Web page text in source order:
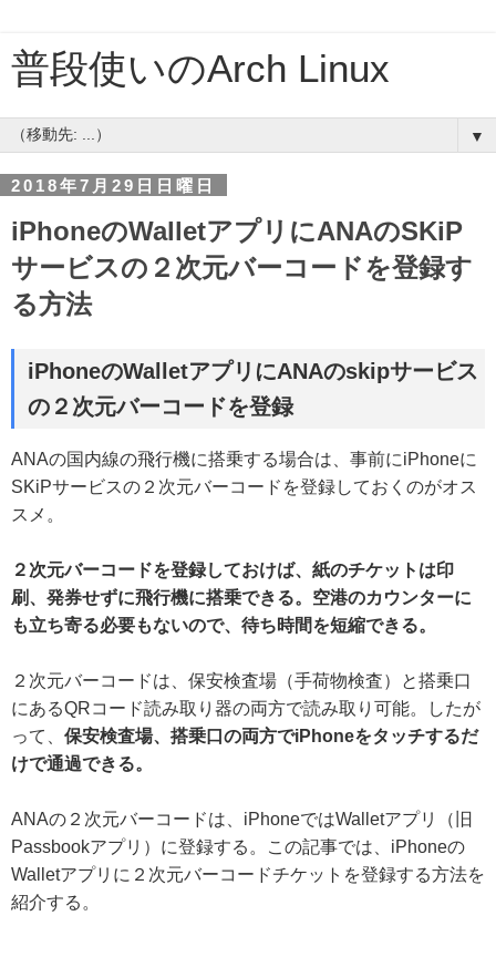
普段使いのArch Linux
▼
2018年7月29日日曜日
iPhoneのWalletアプリにANAのSKiP
サービスの２次元バーコードを登録す
る方法
iPhoneのWalletアプリにANAのskipサービス
の２次元バーコードを登録
ANAの国内線の飛行機に搭乗する場合は、事前にiPhoneに
SKiPサービスの２次元バーコードを登録しておくのがオス
スメ。
２次元バーコードを登録しておけば、紙のチケットは印
刷、発券せずに飛行機に搭乗できる。空港のカウンターに
も立ち寄る必要もないので、待ち時間を短縮できる。
２次元バーコードは、保安検査場（手荷物検査）と搭乗口
にあるQRコード読み取り器の両方で読み取り可能。したが
って、 保安検査場、搭乗口の両方でiPhoneをタッチするだ
けで通過できる。
ANAの２次元バーコードは、iPhoneではWalletアプリ（旧
Passbookアプリ）に登録する。この記事では、iPhoneの
Walletアプリに２次元バーコードチケットを登録する方法を
紹介する。